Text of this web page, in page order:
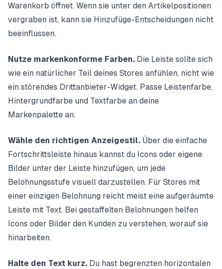
Warenkorb öffnet. Wenn sie unter den Artikelpositionen
vergraben ist, kann sie Hinzufüge-Entscheidungen nicht
beeinflussen.
Nutze markenkonforme Farben. Die Leiste sollte sich
wie ein natürlicher Teil deines Stores anfühlen, nicht wie
ein störendes Drittanbieter-Widget. Passe Leistenfarbe,
Hintergrundfarbe und Textfarbe an deine
Markenpalette an.
Wähle den richtigen Anzeigestil. Über die einfache
Fortschrittsleiste hinaus kannst du Icons oder eigene
Bilder unter der Leiste hinzufügen, um jede
Belohnungsstufe visuell darzustellen. Für Stores mit
einer einzigen Belohnung reicht meist eine aufgeräumte
Leiste mit Text. Bei gestaffelten Belohnungen helfen
Icons oder Bilder den Kunden zu verstehen, worauf sie
hinarbeiten.
Halte den Text kurz. Du hast begrenzten horizontalen